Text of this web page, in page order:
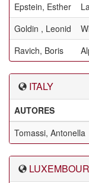
Epstein, Esther
Goldin , Leonid
Ravich, Boris
ITALY
AUTORES
Tomassi, Antonella